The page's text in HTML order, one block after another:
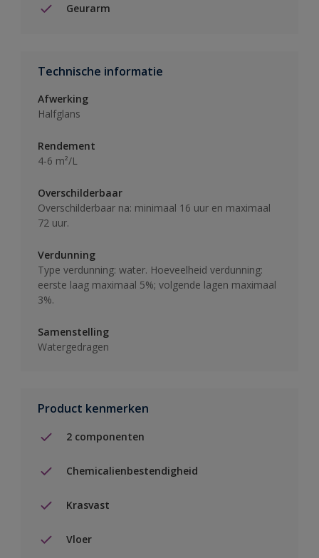
Geurarm
Technische informatie
Afwerking
Halfglans
Rendement
4-6 m²/L
Overschilderbaar
Overschilderbaar na: minimaal 16 uur en maximaal
72 uur.
Verdunning
Type verdunning: water. Hoeveelheid verdunning:
eerste laag maximaal 5%; volgende lagen maximaal
3%.
Samenstelling
Watergedragen
Product kenmerken
2 componenten
Chemicalienbestendigheid
Krasvast
Vloer